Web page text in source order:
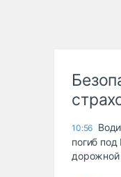
10:56
погиб
дорожной